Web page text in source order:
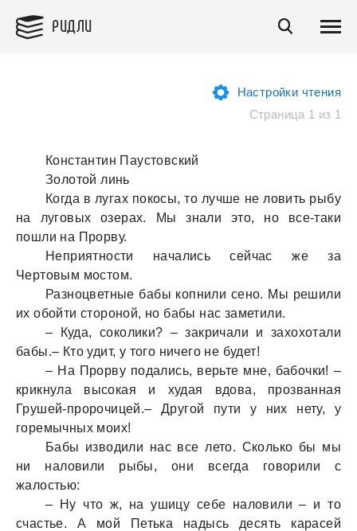
РИДЛИ
Настройки чтения
Страница 1 из 1
Константин Паустовский
Золотой линь
Когда в лугах покосы, то лучше не ловить рыбу
на луговых озерах. Мы знали это, но все-таки
пошли на Прорву.
Неприятности начались сейчас же за
Чертовым мостом.
Разноцветные бабы копнили сено. Мы решили
их обойти стороной, но бабы нас заметили.
– Куда, соколики? – закричали и захохотали
бабы.– Кто удит, у того ничего не будет!
– На Прорву подались, верьте мне, бабочки! –
крикнула высокая и худая вдова, прозванная
Грушей-пророчицей.– Другой пути у них нету, у
горемычных моих!
Бабы изводили нас все лето. Сколько бы мы
ни наловили рыбы, они всегда говорили с
жалостью:
– Ну что ж, на ушицу себе наловили – и то
счастье. А мой Петька надысь десять карасей